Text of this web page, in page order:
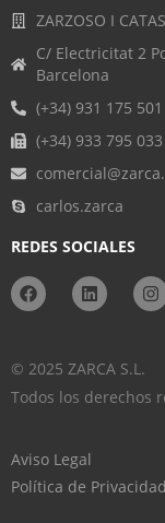
ZARZOSO I
C/ Electricitat 2
Barcelona
(+34) 931 175 501
(+34) 933 795 033
carlos.zarca
REDES SOCIALES
© 2025 ZARCA S.L.
Todos los derechos
Aviso Legal
Política de Privacidad